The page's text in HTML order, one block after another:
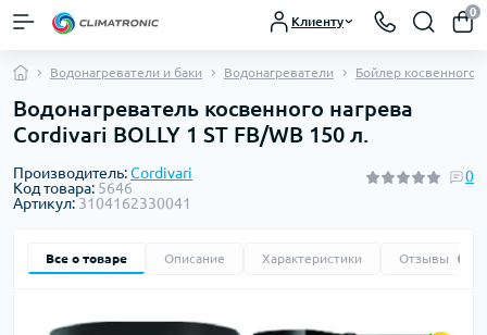
Клиенту
0
Водонагреватели и баки Водонагреватели Бойлер косвенного
Водонагреватель косвенного нагрева
Cordivari BOLLY 1 ST FB/WB 150 л.
Производитель:Cordivari
Код товара: 5646
Артикул: 3104162330041
0
Все о товаре Описание Характеристики Отзывы